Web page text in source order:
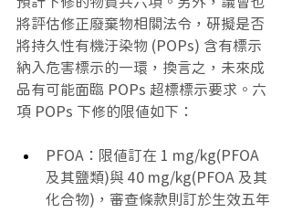
將評估修正廢棄物相關法令，研擬是否
將持久性有機汙染物 (POPs) 含有標示
納入危害標示的一環，換言之，未來成
品有可能面臨 POPs 超標標示要求。六
項 POPs 下修的限值如下：
PFOA：限值訂在 1 mg/kg(PFOA
及其鹽類)與 40 mg/kg(PFOA 及其
化合物)，審查條款則訂於生效五年